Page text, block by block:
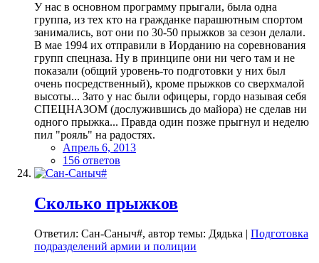
У нас в основном программу прыгали, была одна
группа, из тех кто на гражданке парашютным спортом
занимались, вот они по 30-50 прыжков за сезон делали.
В мае 1994 их отправили в Иорданию на соревнования
групп спецназа. Ну в принципе они ни чего там и не
показали (общий уровень-то подготовки у них был
очень посредственный), кроме прыжков со сверхмалой
высоты... Зато у нас были офицеры, гордо называя себя
СПЕЦНАЗОМ (дослужившись до майора) не сделав ни
одного прыжка... Правда один позже прыгнул и неделю
пил "рояль" на радостях.
Апрель 6, 2013
156 ответов
Сколько прыжков
Ответил: Сан-Саныч#, автор темы: Дядька | Подготовка
подразделений армии и полиции